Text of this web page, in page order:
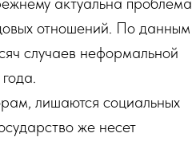
отношений. По данным
случаев неформальной
лишаются социальных
же несет